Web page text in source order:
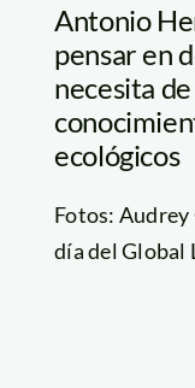
Antonio
pensar en
necesita
ecológicos
Fotos: Audrey
día del Global